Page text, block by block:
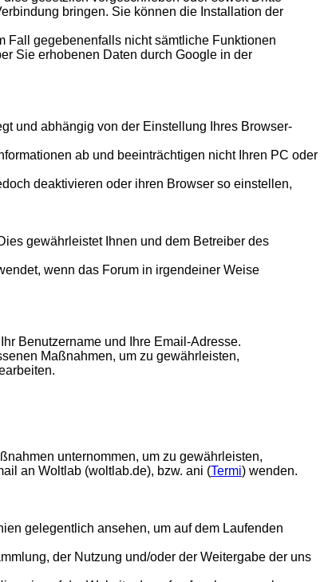
bringen. Sie können die Installation der
Fall gegebenenfalls nicht sämtliche Funktionen
Sie erhobenen Daten durch Google in der
und abhängig von der Einstellung Ihres Browser-
ab und beeinträchtigen nicht Ihren PC oder
deaktivieren oder ihren Browser so einstellen,
gewährleistet Ihnen und dem Betreiber des
wenn das Forum in irgendeiner Weise
Benutzername und Ihre Email-Adresse.
Maßnahmen, um zu gewährleisten,
unternommen, um zu gewährleisten,
an Woltlab (woltlab.de), bzw. ani (Termi) wenden.
gelegentlich ansehen, um auf dem Laufenden
der Nutzung und/oder der Weitergabe der uns